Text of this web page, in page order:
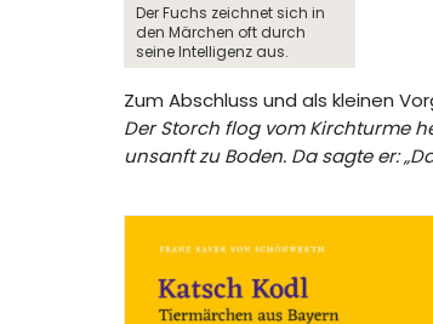
Der Fuchs zeichnet sich in
den Märchen oft durch
seine Intelligenz aus.
Zum Abschluss und als kleinen
Der Storch flog vom Kirchturme
unsanft zu Boden. Da sagte er: